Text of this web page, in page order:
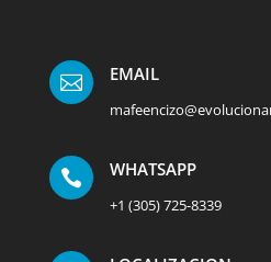
 EMAIL
 WHATSAPP
+1 (305) 725-8339